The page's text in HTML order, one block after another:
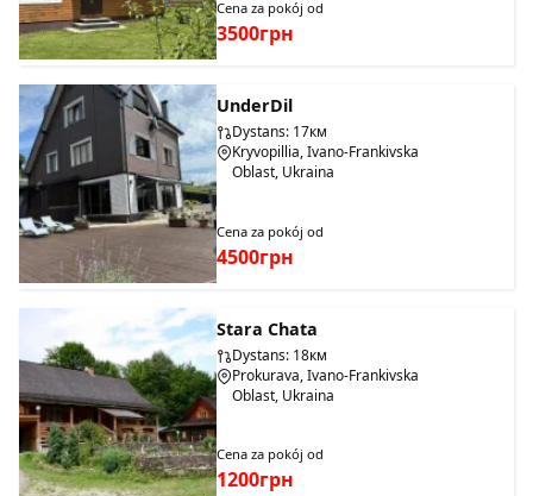
Cena za pokój od
3500грн
UnderDil
Dystans: 17км
Kryvopillia, Ivano-Frankivska
Oblast, Ukraina
Cena za pokój od
4500грн
Stara Chata
Dystans: 18км
Prokurava, Ivano-Frankivska
Oblast, Ukraina
Cena za pokój od
1200грн